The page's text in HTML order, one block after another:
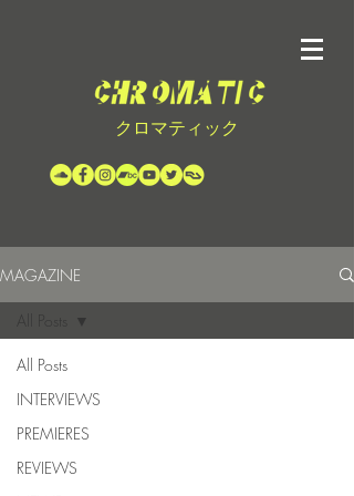
クロマティック
MAGAZINE
All Posts
INTERVIEWS
PREMIERES
REVIEWS